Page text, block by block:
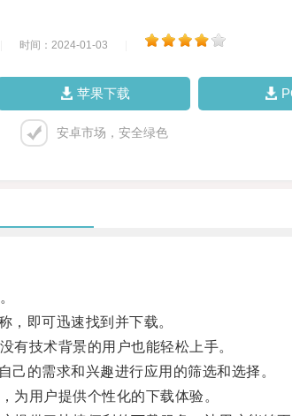
时间：2024-01-03
苹果下载
安卓市场，安全绿色
即可迅速找到并下载。
技术背景的用户也能轻松上手。
的需求和兴趣进行应用的筛选和选择。
用户提供个性化的下载体验。